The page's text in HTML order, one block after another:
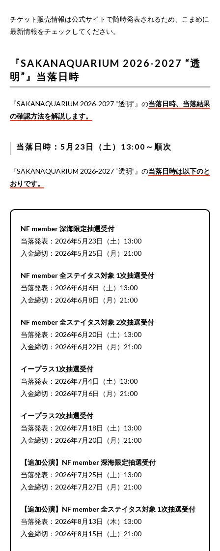
チケット販売情報は公式サイトで随時発表されるため、こまめに
最新情報をチェックしてください。
『SAKANAQUARIUM 2026-2027 “透
明”』当落日時
『SAKANAQUARIUM 2026-2027 “透明”』の当落日時、当落結果
の確認方法を解説します。
当落日時：5月23日（土）13:00～順次
『SAKANAQUARIUM 2026-2027 “透明”』の当落日時は以下のと
おりです。
NF member 深海限定抽選受付
当落発表：2026年5月23日（土）13:00
入金締切：2026年5月25日（月）21:00
NF member 全ステイタス対象 1次抽選受付
当落発表：2026年6月6日（土）13:00
入金締切：2026年6月8日（月）21:00
NF member 全ステイタス対象 2次抽選受付
当落発表：2026年6月20日（土）13:00
入金締切：2026年6月22日（月）21:00
イープラス1次抽選受付
当落発表：2026年7月4日（土）13:00
入金締切：2026年7月6日（月）21:00
イープラス2次抽選受付
当落発表：2026年7月18日（土）13:00
入金締切：2026年7月20日（月）21:00
【追加公演】NF member 深海限定抽選受付
当落発表：2026年7月25日（土）13:00
入金締切：2026年7月27日（月）21:00
【追加公演】NF member 全ステイタス対象 1次抽選受付
当落発表：2026年8月13日（木）13:00
入金締切：2026年8月15日（土）21:00